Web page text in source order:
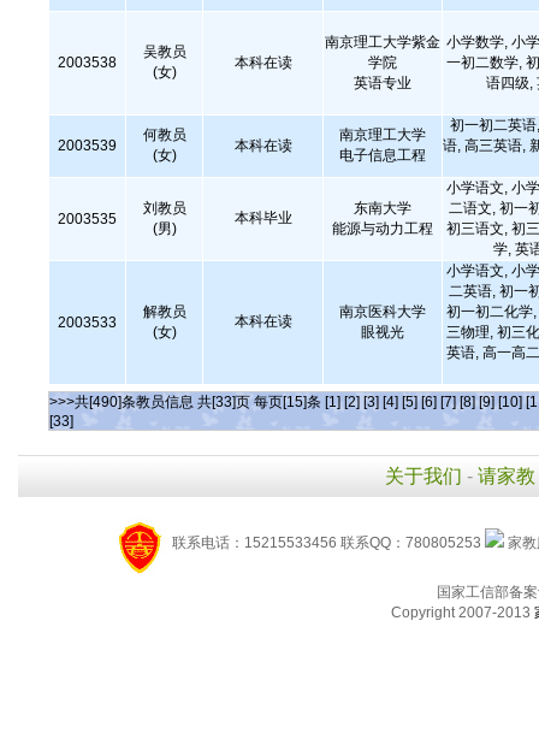
2003538
吴教员
(女)
本科在读
南京理工大学紫金
学院
英语专业
小学数学, 小
一初二数学,
语四级,
2003539
何教员
(女)
本科在读
南京理工大学
电子信息工程
初一初二英
语, 高三英语,
2003535
刘教员
(男)
本科毕业
东南大学
能源与动力工程
小学语文, 小
二语文, 初一
初三语文, 初
学, 英
2003533
解教员
(女)
本科在读
南京医科大学
眼视光
小学语文, 小
二英语, 初一
初一初二化学
三物理, 初三
英语, 高一高
>>>共[490]条教员信息 共[33]页 每页[15]条 [1] [2] [3] [4] [5] [6] [7] [8] [9] [10]
[33]
关于我们 - 请家教
联系电话：15215533456 联系QQ：780805253 家
国家工信部备
Copyright 2007-2013